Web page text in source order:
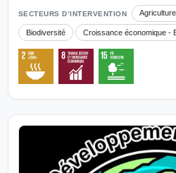
SECTEURS D’INTERVENTION
Biodiversité Croissance économique -